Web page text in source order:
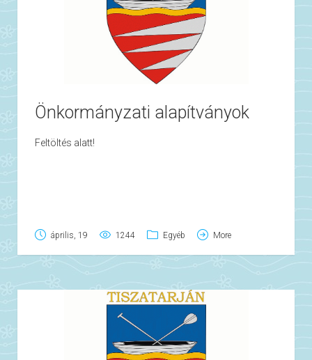
Önkormányzati alapítványok
Feltöltés alatt!
április, 19 1244 Egyéb More